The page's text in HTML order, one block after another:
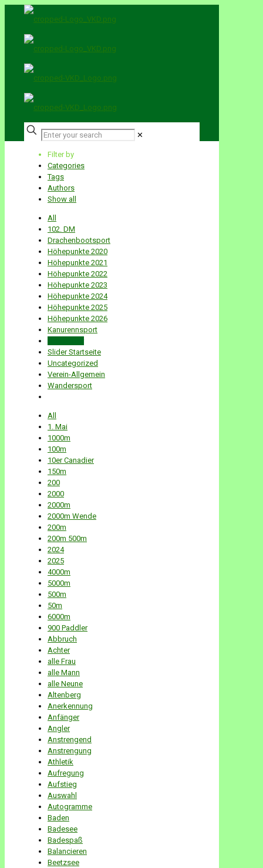
✕
Filter by
Categories
Tags
Authors
Show all
All
102. DM
Drachenbootsport
Höhepunkte 2020
Höhepunkte 2021
Höhepunkte 2022
Höhepunkte 2023
Höhepunkte 2024
Höhepunkte 2025
Höhepunkte 2026
Kanurennsport
Slider Startseite
Uncategorized
Verein-Allgemein
Wandersport
All
1. Mai
1000m
100m
10er Canadier
150m
200
2000
2000m
2000m Wende
200m
200m 500m
2024
2025
4000m
5000m
500m
50m
6000m
900 Paddler
Abbruch
Achter
alle Frau
alle Mann
alle Neune
Altenberg
Anerkennung
Anfänger
Angler
Anstrengend
Anstrengung
Athletik
Aufregung
Aufstieg
Auswahl
Autogramme
Baden
Badesee
Badespaß
Balancieren
Beetzsee